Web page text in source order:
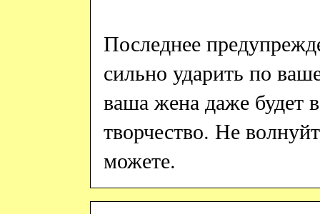
Последнее
сильно ударить по
ваша жена даже будет
творчество. Не
можете.